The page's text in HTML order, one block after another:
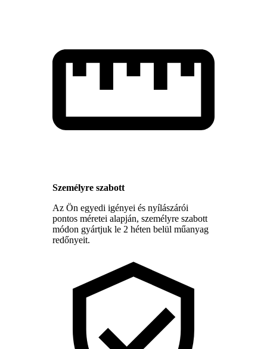
Személyre szabott
Az Ön egyedi igényei és nyílászárói
pontos méretei alapján, személyre szabott
módon gyártjuk le 2 héten belül műanyag
redőnyeit.